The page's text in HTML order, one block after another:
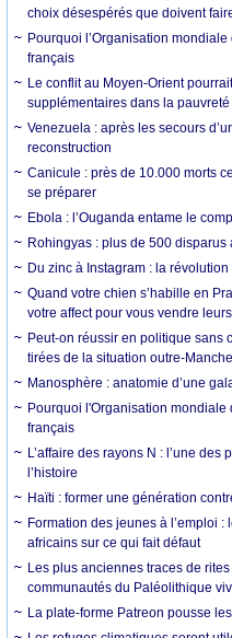
choix désespérés que doivent
Pourquoi l’Organisation
français
Le conflit au Moyen-Orient
supplémentaires dans la pauvreté
Venezuela : après les secours
reconstruction
Canicule : près de 10.000 morts
se préparer
Ebola : l’Ouganda entame le
Rohingyas : plus de 500 disparus
Du zinc à Instagram : la
Quand votre chien s’habille en
votre affect pour vous vendre
Peut-on réussir en politique sans
tirées de la situation outre-Manche
Manosphère : anatomie d’une
Pourquoi l'Organisation
français
L’affaire des rayons N : l’une
l’histoire
Haïti : former une génération
Formation des jeunes à l’emploi
africains sur ce qui fait défaut
Les plus anciennes traces de
communautés du Paléolithique
La plate-forme Patreon pousse